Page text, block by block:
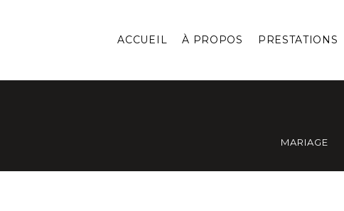
ACCUEIL À PROPOS PRESTATIONS
MARIAGE